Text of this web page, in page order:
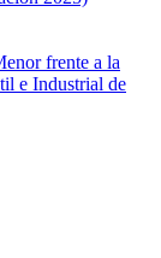
frente a la
e Industrial de